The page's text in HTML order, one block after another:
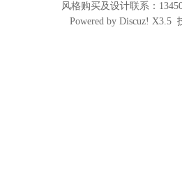
风格购买及设计联系：
Powered by Discuz! X3.5